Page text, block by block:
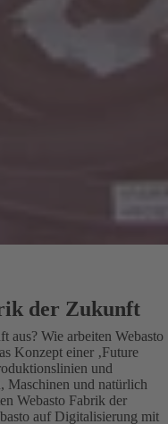
der Zukunft
aus? Wie arbeiten Webasto
Konzept einer ‚Future
und
Maschinen und natürlich
Webasto Fabrik der
auf Digitalisierung mit